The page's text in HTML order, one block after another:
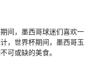
间，墨西哥球迷们喜欢一
，世界杯期间，墨西哥玉
可或缺的美食。